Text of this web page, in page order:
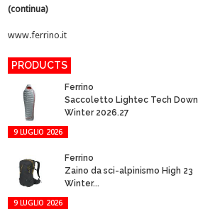
(continua)
www.ferrino.it
PRODUCTS
Ferrino
Saccoletto Lightec Tech Down
Winter 2026.27
9 LUGLIO 2026
Ferrino
Zaino da sci-alpinismo High 23
Winter...
9 LUGLIO 2026